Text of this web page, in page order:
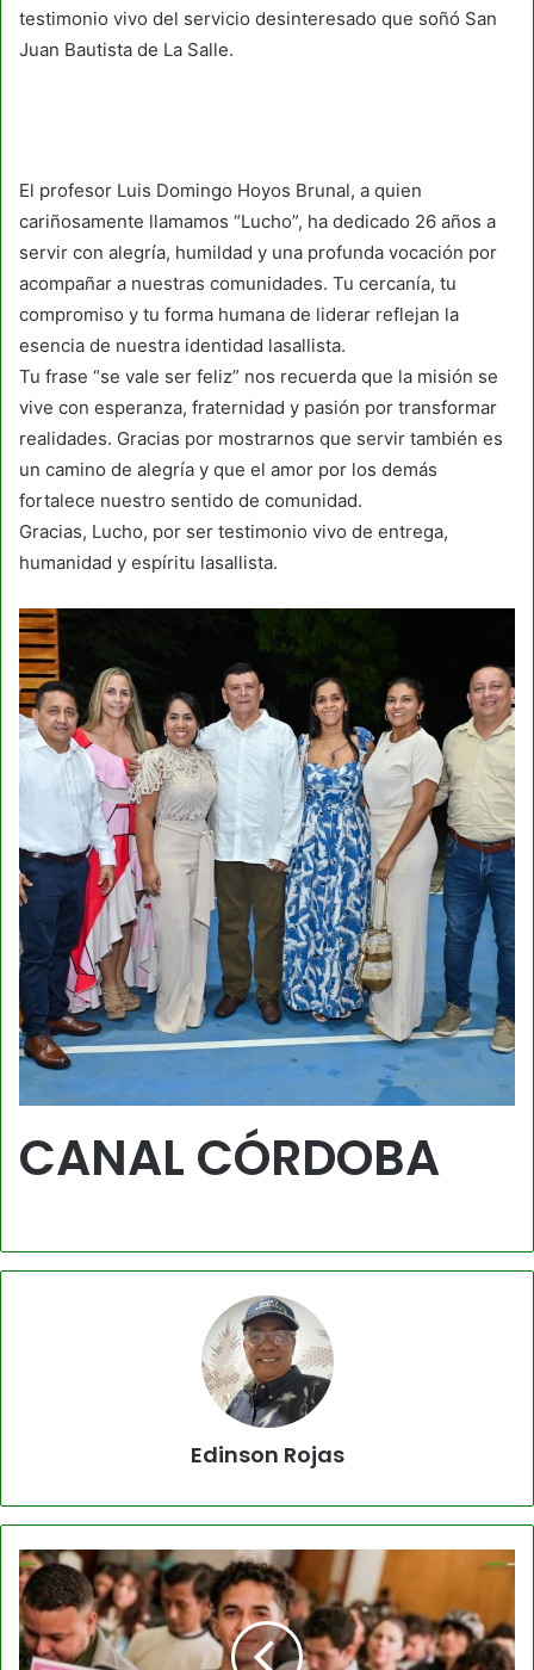
testimonio vivo del servicio desinteresado que soñó San
Juan Bautista de La Salle.
El profesor Luis Domingo Hoyos Brunal, a quien
cariñosamente llamamos “Lucho”, ha dedicado 26 años a
servir con alegría, humildad y una profunda vocación por
acompañar a nuestras comunidades. Tu cercanía, tu
compromiso y tu forma humana de liderar reflejan la
esencia de nuestra identidad lasallista.
Tu frase “se vale ser feliz” nos recuerda que la misión se
vive con esperanza, fraternidad y pasión por transformar
realidades. Gracias por mostrarnos que servir también es
un camino de alegría y que el amor por los demás
fortalece nuestro sentido de comunidad.
Gracias, Lucho, por ser testimonio vivo de entrega,
humanidad y espíritu lasallista.
CANAL CÓRDOBA
Edinson Rojas